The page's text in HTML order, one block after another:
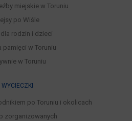
miejskie w Toruniu
po Wiśle
dla rodzin i dzieci
pamięci w Toruniu
w Toruniu
WYCIECZKI
po Toruniu i okolicach
zorganizowanych